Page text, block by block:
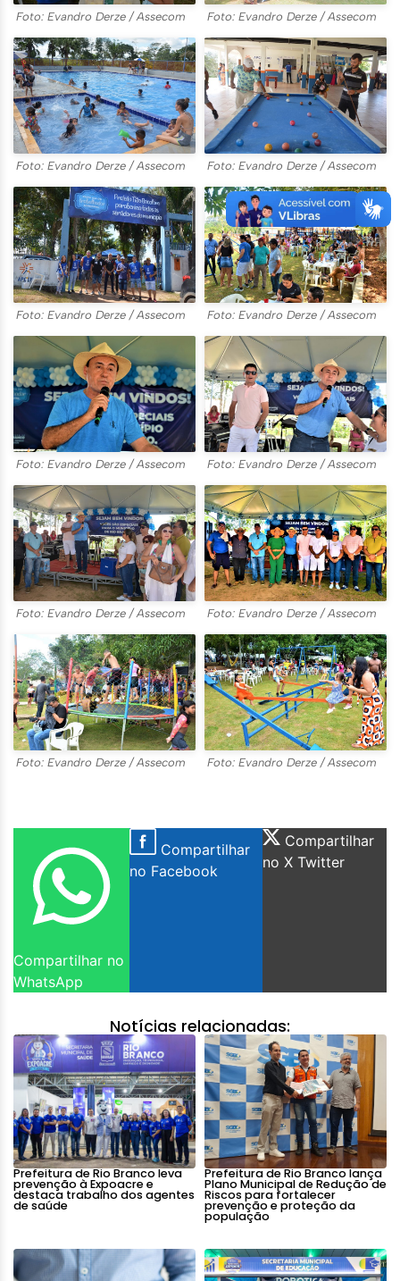
Foto: Evandro Derze / Assecom Foto: Evandro Derze / Assecom
Foto: Evandro Derze / Assecom Foto: Evandro Derze / Assecom
Foto: Evandro Derze / Assecom Foto: Evandro Derze / Assecom
Foto: Evandro Derze / Assecom Foto: Evandro Derze / Assecom
Foto: Evandro Derze / Assecom Foto: Evandro Derze / Assecom
Foto: Evandro Derze / Assecom Foto: Evandro Derze / Assecom
Compartilhar no
WhatsApp
Compartilhar
no Facebook
Compartilhar
no X Twitter
Notícias relacionadas:
Prefeitura de Rio Branco leva
prevenção à Expoacre e
destaca trabalho dos agentes
de saúde
Prefeitura de Rio Branco lança
Plano Municipal de Redução de
Riscos para fortalecer
prevenção e proteção da
população